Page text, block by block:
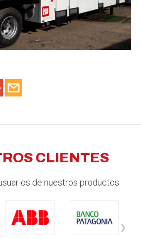
CLIENTES
de nuestros productos.
›